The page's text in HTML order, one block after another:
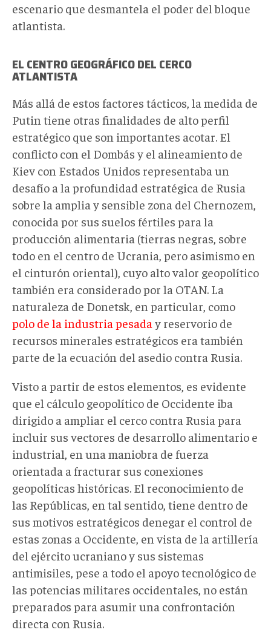
escenario que desmantela el poder del bloque
atlantista.
EL CENTRO GEOGRÁFICO DEL CERCO
ATLANTISTA
Más allá de estos factores tácticos, la medida de
Putin tiene otras finalidades de alto perfil
estratégico que son importantes acotar. El
conflicto con el Dombás y el alineamiento de
Kiev con Estados Unidos representaba un
desafío a la profundidad estratégica de Rusia
sobre la amplia y sensible zona del Chernozem,
conocida por sus suelos fértiles para la
producción alimentaria (tierras negras, sobre
todo en el centro de Ucrania, pero asimismo en
el cinturón oriental), cuyo alto valor geopolítico
también era considerado por la OTAN. La
naturaleza de Donetsk, en particular, como
polo de la industria pesada y reservorio de
recursos minerales estratégicos era también
parte de la ecuación del asedio contra Rusia.
Visto a partir de estos elementos, es evidente
que el cálculo geopolítico de Occidente iba
dirigido a ampliar el cerco contra Rusia para
incluir sus vectores de desarrollo alimentario e
industrial, en una maniobra de fuerza
orientada a fracturar sus conexiones
geopolíticas históricas. El reconocimiento de
las Repúblicas, en tal sentido, tiene dentro de
sus motivos estratégicos denegar el control de
estas zonas a Occidente, en vista de la artillería
del ejército ucraniano y sus sistemas
antimisiles, pese a todo el apoyo tecnológico de
las potencias militares occidentales, no están
preparados para asumir una confrontación
directa con Rusia.